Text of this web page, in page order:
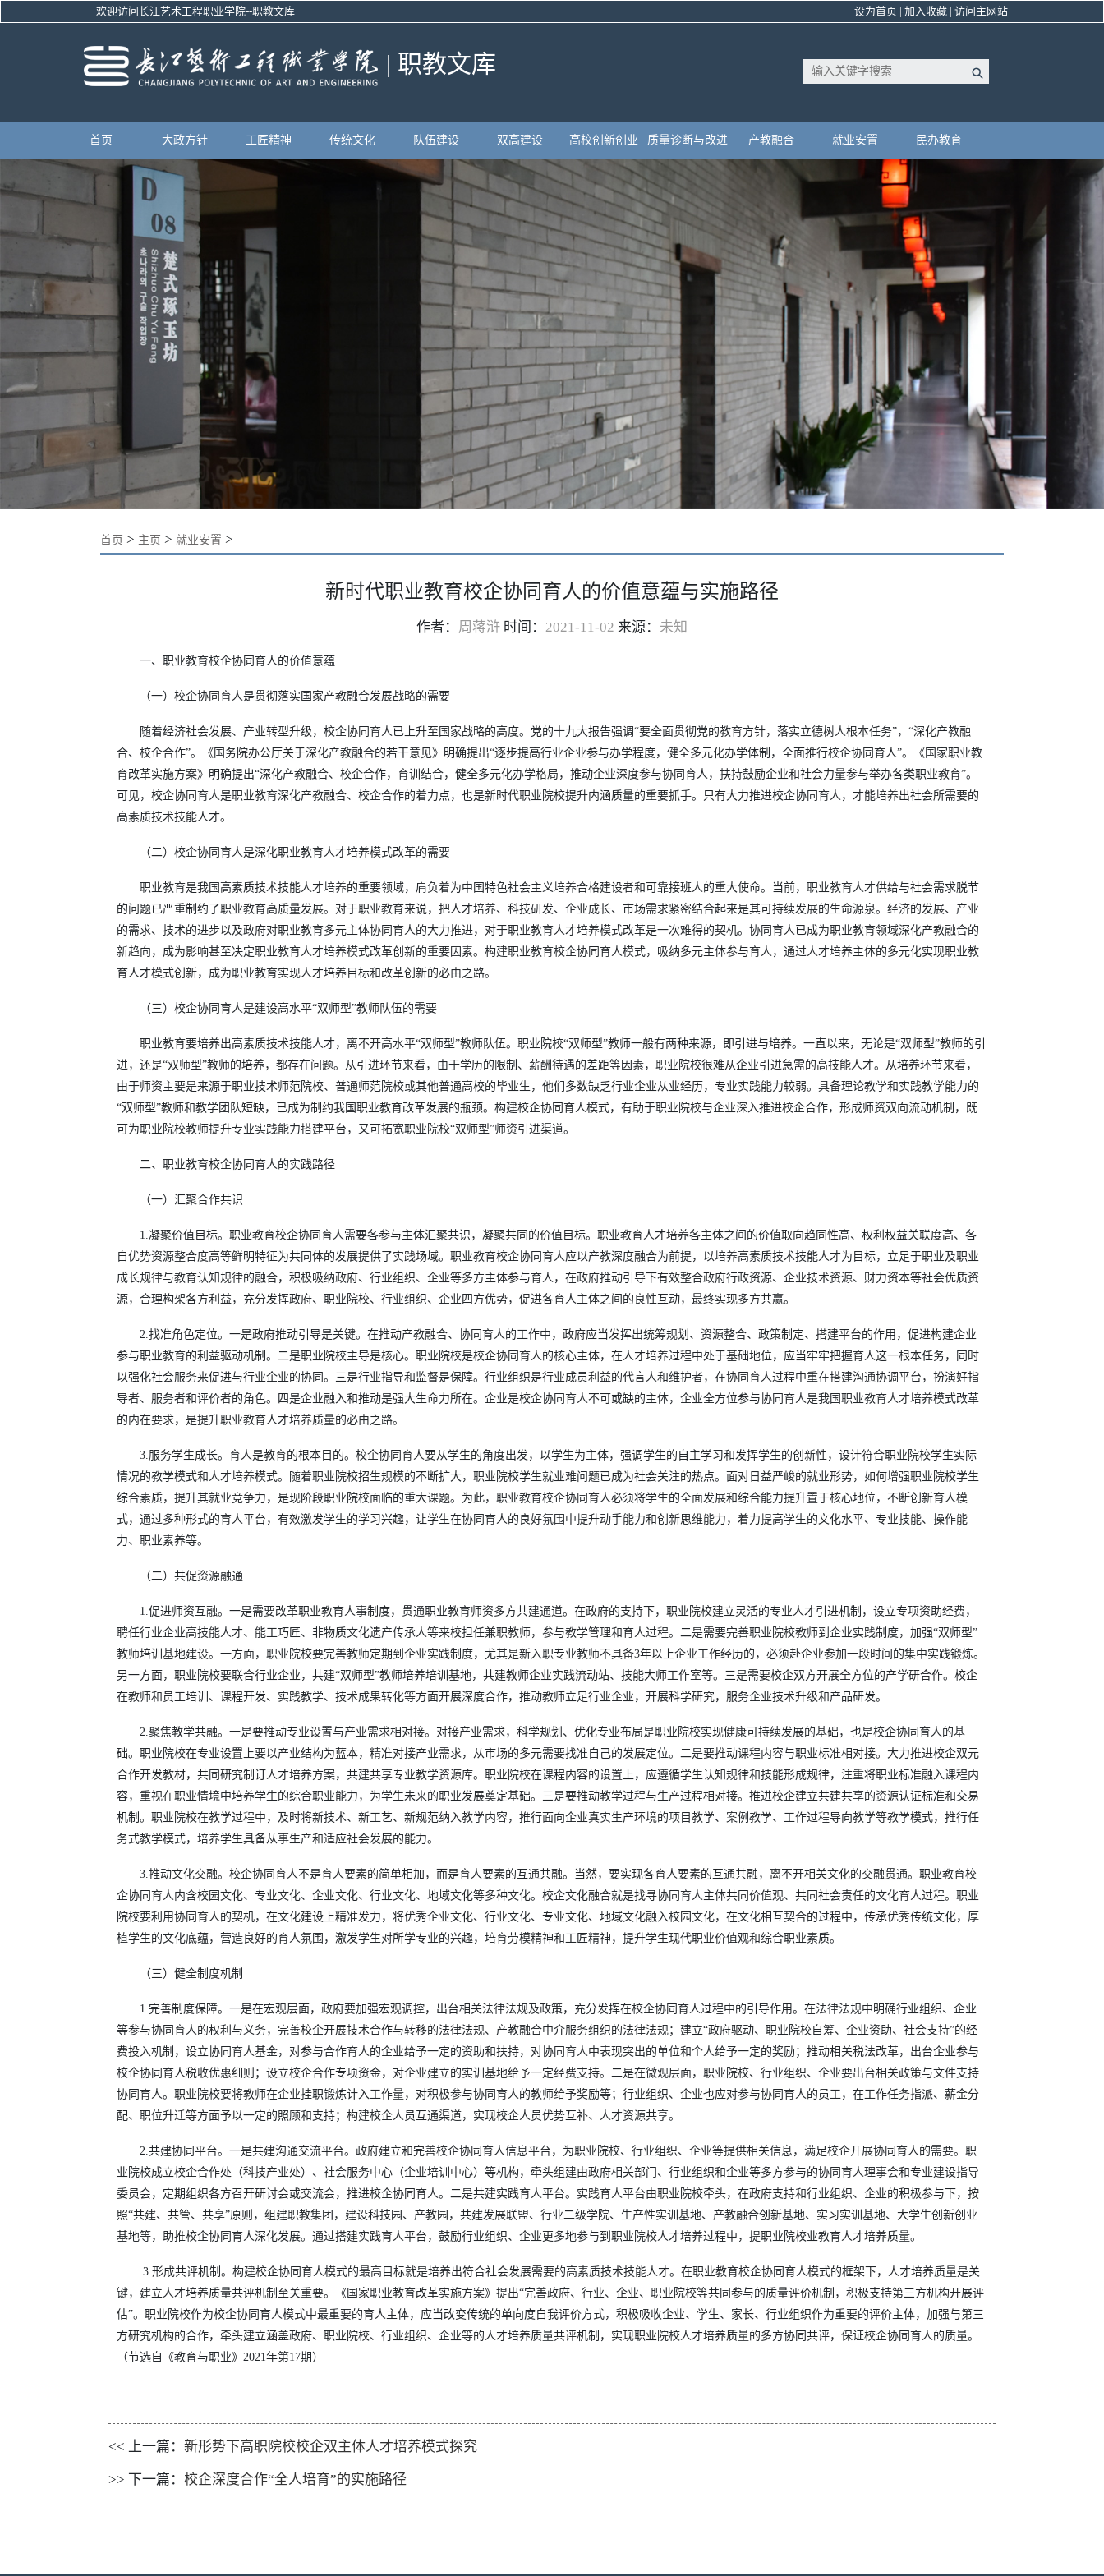
欢迎访问长江艺术工程职业学院--职教文库 设为首页 | 加入收藏 | 访问主网站
| 职教文库
首页 大政方针 工匠精神 传统文化 队伍建设 双高建设 高校创新创业 质量诊断与改进 产教融合 就业安置 民办教育
首页 > 主页 > 就业安置 >
新时代职业教育校企协同育人的价值意蕴与实施路径
作者： 周蒋浒 时间： 2021-11-02 来源： 未知
一、职业教育校企协同育人的价值意蕴
（一）校企协同育人是贯彻落实国家产教融合发展战略的需要
随着经济社会发展、产业转型升级，校企协同育人已上升至国家战略的高度。党的十九大报告强调“要全面贯彻党的教育方针，落实立德树人根本任务”，“深化产教融
合、校企合作”。《国务院办公厅关于深化产教融合的若干意见》明确提出“逐步提高行业企业参与办学程度，健全多元化办学体制，全面推行校企协同育人”。《国家职业教
育改革实施方案》明确提出“深化产教融合、校企合作，育训结合，健全多元化办学格局，推动企业深度参与协同育人，扶持鼓励企业和社会力量参与举办各类职业教育”。
可见，校企协同育人是职业教育深化产教融合、校企合作的着力点，也是新时代职业院校提升内涵质量的重要抓手。只有大力推进校企协同育人，才能培养出社会所需要的
高素质技术技能人才。
（二）校企协同育人是深化职业教育人才培养模式改革的需要
职业教育是我国高素质技术技能人才培养的重要领域，肩负着为中国特色社会主义培养合格建设者和可靠接班人的重大使命。当前，职业教育人才供给与社会需求脱节
的问题已严重制约了职业教育高质量发展。对于职业教育来说，把人才培养、科技研发、企业成长、市场需求紧密结合起来是其可持续发展的生命源泉。经济的发展、产业
的需求、技术的进步以及政府对职业教育多元主体协同育人的大力推进，对于职业教育人才培养模式改革是一次难得的契机。协同育人已成为职业教育领域深化产教融合的
新趋向，成为影响甚至决定职业教育人才培养模式改革创新的重要因素。构建职业教育校企协同育人模式，吸纳多元主体参与育人，通过人才培养主体的多元化实现职业教
育人才模式创新，成为职业教育实现人才培养目标和改革创新的必由之路。
（三）校企协同育人是建设高水平“双师型”教师队伍的需要
职业教育要培养出高素质技术技能人才，离不开高水平“双师型”教师队伍。职业院校“双师型”教师一般有两种来源，即引进与培养。一直以来，无论是“双师型”教师的引
进，还是“双师型”教师的培养，都存在问题。从引进环节来看，由于学历的限制、薪酬待遇的差距等因素，职业院校很难从企业引进急需的高技能人才。从培养环节来看，
由于师资主要是来源于职业技术师范院校、普通师范院校或其他普通高校的毕业生，他们多数缺乏行业企业从业经历，专业实践能力较弱。具备理论教学和实践教学能力的
“双师型”教师和教学团队短缺，已成为制约我国职业教育改革发展的瓶颈。构建校企协同育人模式，有助于职业院校与企业深入推进校企合作，形成师资双向流动机制，既
可为职业院校教师提升专业实践能力搭建平台，又可拓宽职业院校“双师型”师资引进渠道。
二、职业教育校企协同育人的实践路径
（一）汇聚合作共识
1.凝聚价值目标。职业教育校企协同育人需要各参与主体汇聚共识，凝聚共同的价值目标。职业教育人才培养各主体之间的价值取向趋同性高、权利权益关联度高、各
自优势资源整合度高等鲜明特征为共同体的发展提供了实践场域。职业教育校企协同育人应以产教深度融合为前提，以培养高素质技术技能人才为目标，立足于职业及职业
成长规律与教育认知规律的融合，积极吸纳政府、行业组织、企业等多方主体参与育人，在政府推动引导下有效整合政府行政资源、企业技术资源、财力资本等社会优质资
源，合理构架各方利益，充分发挥政府、职业院校、行业组织、企业四方优势，促进各育人主体之间的良性互动，最终实现多方共赢。
2.找准角色定位。一是政府推动引导是关键。在推动产教融合、协同育人的工作中，政府应当发挥出统筹规划、资源整合、政策制定、搭建平台的作用，促进构建企业
参与职业教育的利益驱动机制。二是职业院校主导是核心。职业院校是校企协同育人的核心主体，在人才培养过程中处于基础地位，应当牢牢把握育人这一根本任务，同时
以强化社会服务来促进与行业企业的协同。三是行业指导和监督是保障。行业组织是行业成员利益的代言人和维护者，在协同育人过程中重在搭建沟通协调平台，扮演好指
导者、服务者和评价者的角色。四是企业融入和推动是强大生命力所在。企业是校企协同育人不可或缺的主体，企业全方位参与协同育人是我国职业教育人才培养模式改革
的内在要求，是提升职业教育人才培养质量的必由之路。
3.服务学生成长。育人是教育的根本目的。校企协同育人要从学生的角度出发，以学生为主体，强调学生的自主学习和发挥学生的创新性，设计符合职业院校学生实际
情况的教学模式和人才培养模式。随着职业院校招生规模的不断扩大，职业院校学生就业难问题已成为社会关注的热点。面对日益严峻的就业形势，如何增强职业院校学生
综合素质，提升其就业竞争力，是现阶段职业院校面临的重大课题。为此，职业教育校企协同育人必须将学生的全面发展和综合能力提升置于核心地位，不断创新育人模
式，通过多种形式的育人平台，有效激发学生的学习兴趣，让学生在协同育人的良好氛围中提升动手能力和创新思维能力，着力提高学生的文化水平、专业技能、操作能
力、职业素养等。
（二）共促资源融通
1.促进师资互融。一是需要改革职业教育人事制度，贯通职业教育师资多方共建通道。在政府的支持下，职业院校建立灵活的专业人才引进机制，设立专项资助经费，
聘任行业企业高技能人才、能工巧匠、非物质文化遗产传承人等来校担任兼职教师，参与教学管理和育人过程。二是需要完善职业院校教师到企业实践制度，加强“双师型”
教师培训基地建设。一方面，职业院校要完善教师定期到企业实践制度，尤其是新入职专业教师不具备3年以上企业工作经历的，必须赴企业参加一段时间的集中实践锻炼。
另一方面，职业院校要联合行业企业，共建“双师型”教师培养培训基地，共建教师企业实践流动站、技能大师工作室等。三是需要校企双方开展全方位的产学研合作。校企
在教师和员工培训、课程开发、实践教学、技术成果转化等方面开展深度合作，推动教师立足行业企业，开展科学研究，服务企业技术升级和产品研发。
2.聚焦教学共融。一是要推动专业设置与产业需求相对接。对接产业需求，科学规划、优化专业布局是职业院校实现健康可持续发展的基础，也是校企协同育人的基
础。职业院校在专业设置上要以产业结构为蓝本，精准对接产业需求，从市场的多元需要找准自己的发展定位。二是要推动课程内容与职业标准相对接。大力推进校企双元
合作开发教材，共同研究制订人才培养方案，共建共享专业教学资源库。职业院校在课程内容的设置上，应遵循学生认知规律和技能形成规律，注重将职业标准融入课程内
容，重视在职业情境中培养学生的综合职业能力，为学生未来的职业发展奠定基础。三是要推动教学过程与生产过程相对接。推进校企建立共建共享的资源认证标准和交易
机制。职业院校在教学过程中，及时将新技术、新工艺、新规范纳入教学内容，推行面向企业真实生产环境的项目教学、案例教学、工作过程导向教学等教学模式，推行任
务式教学模式，培养学生具备从事生产和适应社会发展的能力。
3.推动文化交融。校企协同育人不是育人要素的简单相加，而是育人要素的互通共融。当然，要实现各育人要素的互通共融，离不开相关文化的交融贯通。职业教育校
企协同育人内含校园文化、专业文化、企业文化、行业文化、地域文化等多种文化。校企文化融合就是找寻协同育人主体共同价值观、共同社会责任的文化育人过程。职业
院校要利用协同育人的契机，在文化建设上精准发力，将优秀企业文化、行业文化、专业文化、地域文化融入校园文化，在文化相互契合的过程中，传承优秀传统文化，厚
植学生的文化底蕴，营造良好的育人氛围，激发学生对所学专业的兴趣，培育劳模精神和工匠精神，提升学生现代职业价值观和综合职业素质。
（三）健全制度机制
1.完善制度保障。一是在宏观层面，政府要加强宏观调控，出台相关法律法规及政策，充分发挥在校企协同育人过程中的引导作用。在法律法规中明确行业组织、企业
等参与协同育人的权利与义务，完善校企开展技术合作与转移的法律法规、产教融合中介服务组织的法律法规；建立“政府驱动、职业院校自筹、企业资助、社会支持”的经
费投入机制，设立协同育人基金，对参与合作育人的企业给予一定的资助和扶持，对协同育人中表现突出的单位和个人给予一定的奖励；推动相关税法改革，出台企业参与
校企协同育人税收优惠细则；设立校企合作专项资金，对企业建立的实训基地给予一定经费支持。二是在微观层面，职业院校、行业组织、企业要出台相关政策与文件支持
协同育人。职业院校要将教师在企业挂职锻炼计入工作量，对积极参与协同育人的教师给予奖励等；行业组织、企业也应对参与协同育人的员工，在工作任务指派、薪金分
配、职位升迁等方面予以一定的照顾和支持；构建校企人员互通渠道，实现校企人员优势互补、人才资源共享。
2.共建协同平台。一是共建沟通交流平台。政府建立和完善校企协同育人信息平台，为职业院校、行业组织、企业等提供相关信息，满足校企开展协同育人的需要。职
业院校成立校企合作处（科技产业处）、社会服务中心（企业培训中心）等机构，牵头组建由政府相关部门、行业组织和企业等多方参与的协同育人理事会和专业建设指导
委员会，定期组织各方召开研讨会或交流会，推进校企协同育人。二是共建实践育人平台。实践育人平台由职业院校牵头，在政府支持和行业组织、企业的积极参与下，按
照“共建、共管、共享”原则，组建职教集团，建设科技园、产教园，共建发展联盟、行业二级学院、生产性实训基地、产教融合创新基地、实习实训基地、大学生创新创业
基地等，助推校企协同育人深化发展。通过搭建实践育人平台，鼓励行业组织、企业更多地参与到职业院校人才培养过程中，提职业院校业教育人才培养质量。
3.形成共评机制。构建校企协同育人模式的最高目标就是培养出符合社会发展需要的高素质技术技能人才。在职业教育校企协同育人模式的框架下，人才培养质量是关
键，建立人才培养质量共评机制至关重要。《国家职业教育改革实施方案》提出“完善政府、行业、企业、职业院校等共同参与的质量评价机制，积极支持第三方机构开展评
估”。职业院校作为校企协同育人模式中最重要的育人主体，应当改变传统的单向度自我评价方式，积极吸收企业、学生、家长、行业组织作为重要的评价主体，加强与第三
方研究机构的合作，牵头建立涵盖政府、职业院校、行业组织、企业等的人才培养质量共评机制，实现职业院校人才培养质量的多方协同共评，保证校企协同育人的质量。
（节选自《教育与职业》2021年第17期）
<< 上一篇： 新形势下高职院校校企双主体人才培养模式探究
>> 下一篇： 校企深度合作“全人培育”的实施路径